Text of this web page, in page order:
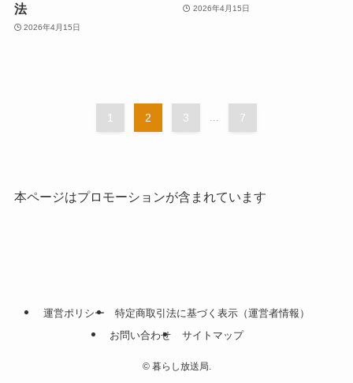
法
2026年4月15日
2026年4月15日
1 2 3 7
本ページはプロモーションが含まれています
運営ポリシー
特定商取引法に基づく表示（運営者情報）
お問い合わせ
サイトマップ
©暮らし放送局.